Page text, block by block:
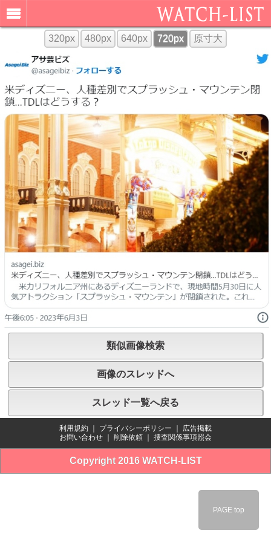
320px 480px 640px 720px 原寸大
類似画像検索
画像のスレッドへ
スレッド一覧へ戻る
利用規約 ｜ プライバシーポリシー ｜ 広告掲載
お問い合わせ ｜ 削除依頼 ｜ 捜査関係事項照会
Copyright 2016 WATCH-LIST
PAGE top